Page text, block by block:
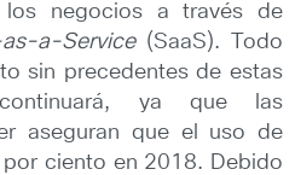
negocios a través de
a-Service(SaaS). Todo
sin precedentes de estas
ya que las
aseguran que el uso de
ciento en 2018. Debido